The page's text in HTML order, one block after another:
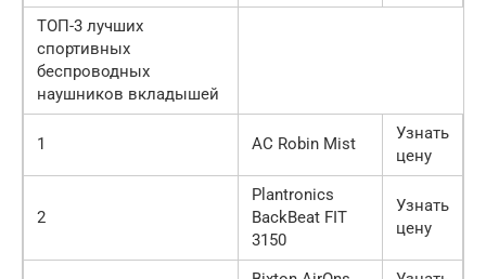
ТОП-3 лучших
спортивных
беспроводных
наушников вкладышей
1 AC Robin Mist
Узнать
цену
2
Plantronics
BackBeat FIT
3150
Узнать
цену